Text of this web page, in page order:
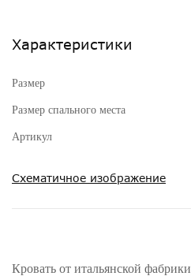
Характеристики
Размер
Размер спального места
Артикул
Схематичное изображение
Кровать от итальянской